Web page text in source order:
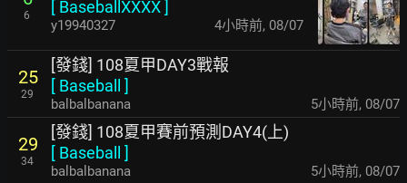
6
[ BaseballXXXX]
y19940327 4小時前, 08/07
25
29
[發錢] 108夏甲DAY3戰報
[ Baseball ]
balbalbanana 5小時前, 08/07
29
34
[發錢] 108夏甲賽前預測DAY4(上)
[ Baseball ]
balbalbanana 5小時前, 08/07